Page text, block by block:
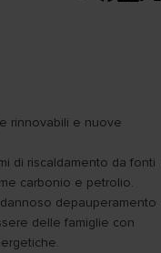
rinnovabili e nuove
di riscaldamento da fonti
carbonio e petrolio.
depauperamento
delle famiglie con